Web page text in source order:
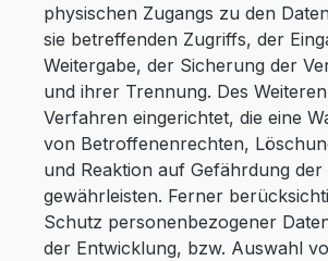
physischen Zugangs zu den
sie betreffenden Zugriffs, der
Weitergabe, der Sicherung der
und ihrer Trennung. Des
Verfahren eingerichtet, die eine
von Betroffenenrechten,
und Reaktion auf Gefährdung der
gewährleisten. Ferner
Schutz personenbezogener
der Entwicklung, bzw. Auswahl